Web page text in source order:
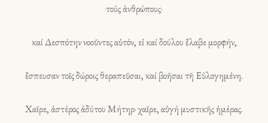
τούς ἀνθρώπους·
καί Δεσπότην νοοῦντες αὐτόν, εἰ καί δούλου ἔλαβε μορφήν,
ἔσπευσαν τοῖς δώροις θεραπεῦσαι, καί βοῆσαι τῆ Εὐλογημένη.
Χαῖρε, ἀστέρος ἀδύτου Μήτηρ· χαῖρε, αὑγή μυστικῆς ἡμέρας.